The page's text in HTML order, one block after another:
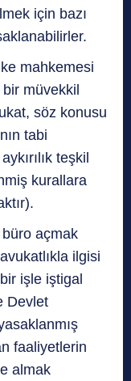
için bazı
mahkemesi
müvekkil
söz konusu
tabi
teşkil
kurallara
açmak
ilgisi
işle iştigal
Devlet
faaliyetlerin
almak